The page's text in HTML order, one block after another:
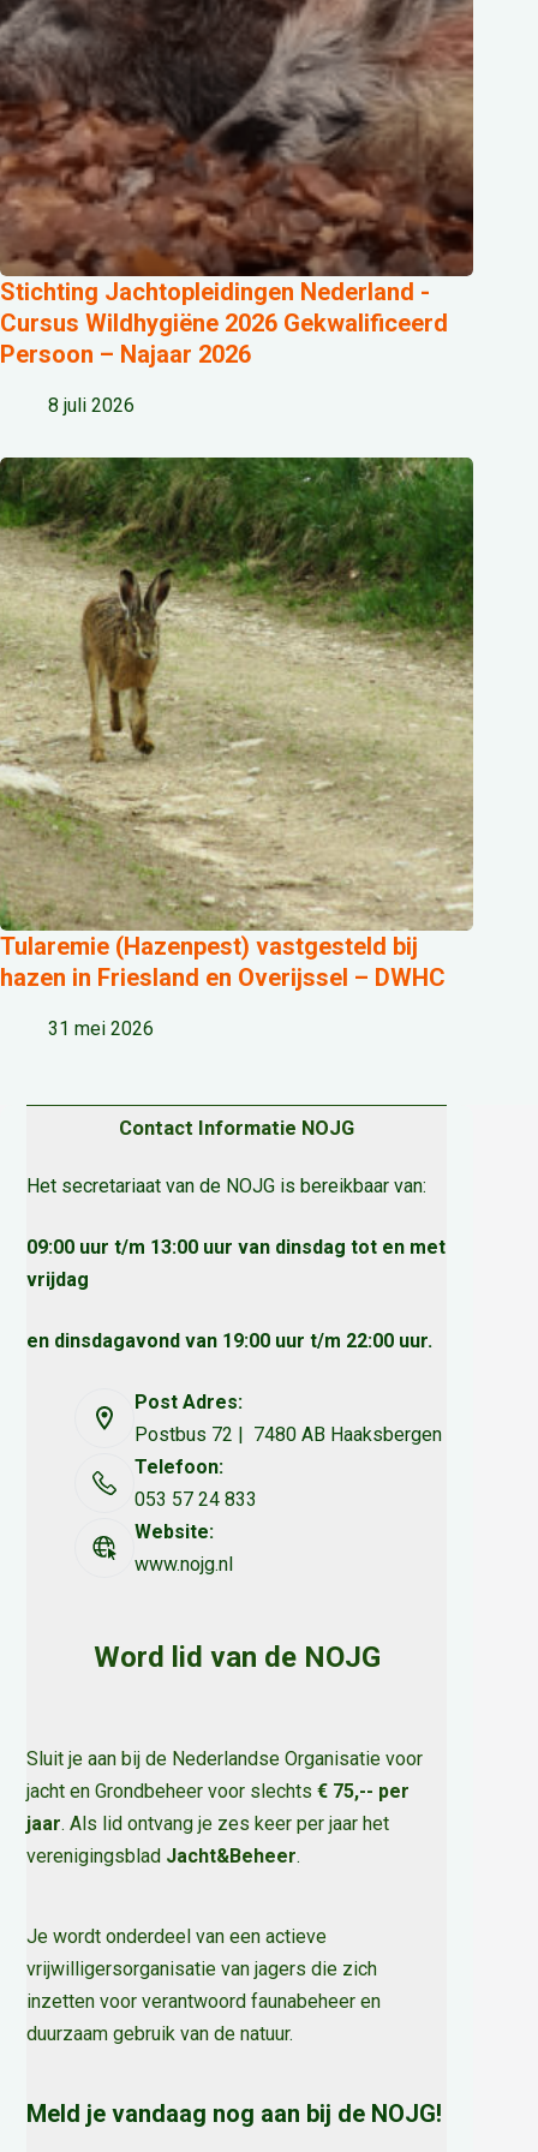
Stichting Jachtopleidingen Nederland -
Cursus Wildhygiëne 2026 Gekwalificeerd
Persoon – Najaar 2026
8 juli 2026
Tularemie (Hazenpest) vastgesteld bij
hazen in Friesland en Overijssel – DWHC
31 mei 2026
Contact Informatie NOJG
Het secretariaat van de NOJG is bereikbaar van:
09:00 uur t/m 13:00 uur van dinsdag tot en met
vrijdag
en dinsdagavond van 19:00 uur t/m 22:00 uur.
Post Adres:
Postbus 72 | 7480 AB Haaksbergen
Telefoon:
053 57 24 833
Website:
www.nojg.nl
Word lid van de NOJG
Sluit je aan bij de Nederlandse Organisatie voor
jacht en Grondbeheer voor slechts€ 75,-- per
jaar. Als lid ontvang je zes keer per jaar het
verenigingsblad Jacht&Beheer.
Je wordt onderdeel van een actieve
vrijwilligersorganisatie van jagers die zich
inzetten voor verantwoord faunabeheer en
duurzaam gebruik van de natuur.
Meld je vandaag nog aan bij de NOJG!